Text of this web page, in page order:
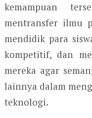
kemampuan
mentransfer ilmu
mendidik para
kompetitif, dan
mereka agar
lainnya dalam
teknologi.